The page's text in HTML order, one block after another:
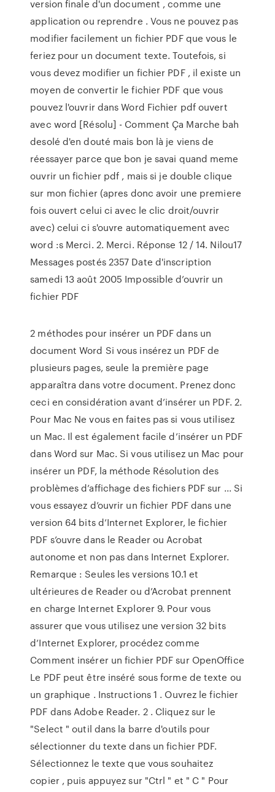
version finale d'un document , comme une
application ou reprendre . Vous ne pouvez pas
modifier facilement un fichier PDF que vous le
feriez pour un document texte. Toutefois, si
vous devez modifier un fichier PDF , il existe un
moyen de convertir le fichier PDF que vous
pouvez l'ouvrir dans Word Fichier pdf ouvert
avec word [Résolu] - Comment Ça Marche bah
desolé d'en douté mais bon là je viens de
réessayer parce que bon je savai quand meme
ouvrir un fichier pdf , mais si je double clique
sur mon fichier (apres donc avoir une premiere
fois ouvert celui ci avec le clic droit/ouvrir
avec) celui ci s'ouvre automatiquement avec
word :s Merci. 2. Merci. Réponse 12 / 14. Nilou17
Messages postés 2357 Date d'inscription
samedi 13 août 2005 Impossible d’ouvrir un
fichier PDF
2 méthodes pour insérer un PDF dans un
document Word Si vous insérez un PDF de
plusieurs pages, seule la première page
apparaîtra dans votre document. Prenez donc
ceci en considération avant d’insérer un PDF. 2.
Pour Mac Ne vous en faites pas si vous utilisez
un Mac. Il est également facile d’insérer un PDF
dans Word sur Mac. Si vous utilisez un Mac pour
insérer un PDF, la méthode Résolution des
problèmes d’affichage des fichiers PDF sur ... Si
vous essayez d’ouvrir un fichier PDF dans une
version 64 bits d’Internet Explorer, le fichier
PDF s’ouvre dans le Reader ou Acrobat
autonome et non pas dans Internet Explorer.
Remarque : Seules les versions 10.1 et
ultérieures de Reader ou d’Acrobat prennent
en charge Internet Explorer 9. Pour vous
assurer que vous utilisez une version 32 bits
d’Internet Explorer, procédez comme
Comment insérer un fichier PDF sur OpenOffice
Le PDF peut être inséré sous forme de texte ou
un graphique . Instructions 1 . Ouvrez le fichier
PDF dans Adobe Reader. 2 . Cliquez sur le
"Select " outil dans la barre d'outils pour
sélectionner du texte dans un fichier PDF.
Sélectionnez le texte que vous souhaitez
copier , puis appuyez sur "Ctrl " et " C " Pour